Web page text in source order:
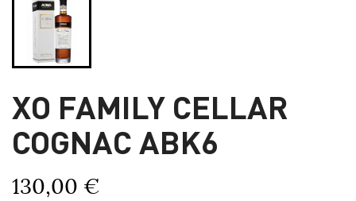
XO FAMILY CELLAR
COGNAC ABK6
130,00 €